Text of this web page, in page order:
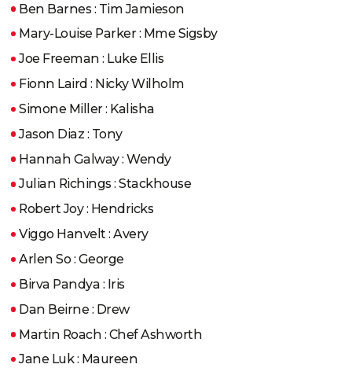
Ben Barnes : Tim Jamieson
Mary-Louise Parker : Mme Sigsby
Joe Freeman : Luke Ellis
Fionn Laird : Nicky Wilholm
Simone Miller : Kalisha
Jason Diaz : Tony
Hannah Galway : Wendy
Julian Richings : Stackhouse
Robert Joy : Hendricks
Viggo Hanvelt : Avery
Arlen So : George
Birva Pandya : Iris
Dan Beirne : Drew
Martin Roach : Chef Ashworth
Jane Luk : Maureen